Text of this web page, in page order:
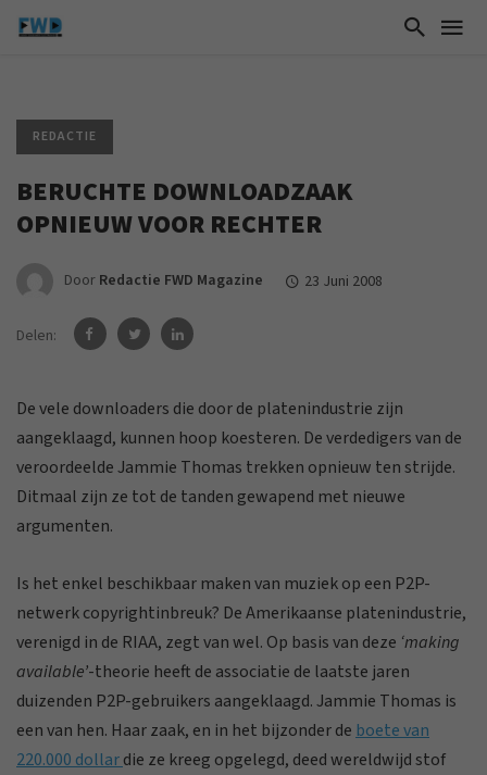
REDACTIE
BERUCHTE DOWNLOADZAAK
OPNIEUW VOOR RECHTER
Door Redactie FWD Magazine 23 Juni 2008
Delen:
De vele downloaders die door de platenindustrie zijn
aangeklaagd, kunnen hoop koesteren. De verdedigers van de
veroordeelde Jammie Thomas trekken opnieuw ten strijde.
Ditmaal zijn ze tot de tanden gewapend met nieuwe
argumenten.
Is het enkel beschikbaar maken van muziek op een P2P-
netwerk copyrightinbreuk? De Amerikaanse platenindustrie,
verenigd in de RIAA, zegt van wel. Op basis van deze ‘making
available’-theorie heeft de associatie de laatste jaren
duizenden P2P-gebruikers aangeklaagd. Jammie Thomas is
een van hen. Haar zaak, en in het bijzonder de boete van
220.000 dollardie ze kreeg opgelegd, deed wereldwijd stof